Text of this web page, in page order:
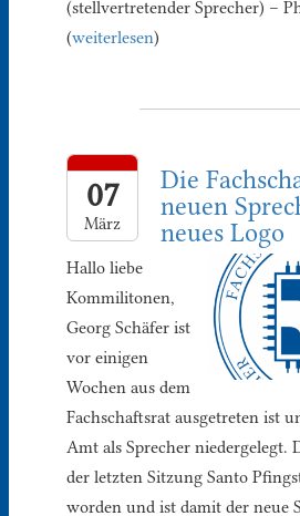
(stellvertretender Sprecher) –
(weiterlesen)
07
März
Die
neuen
neues Logo
Hallo liebe
Kommilitonen,
Georg Schäfer ist
vor einigen
Wochen aus dem
Fachschaftsrat ausgetreten ist
Amt als Sprecher niedergelegt.
der letzten Sitzung Santo
worden und ist damit der neue